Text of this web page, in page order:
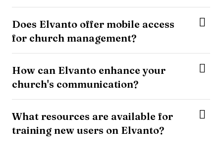
Does Elvanto offer mobile access
for church management?
How can Elvanto enhance your
church's communication?
What resources are available for
training new users on Elvanto?